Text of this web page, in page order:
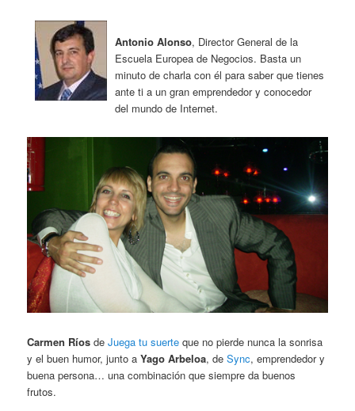
Antonio Alonso, Director General de la
Escuela Europea de Negocios. Basta un
minuto de charla con él para saber que tienes
ante ti a un gran emprendedor y conocedor
del mundo de Internet.
Carmen Ríos deJuega tu suerte que no pierde nunca la sonrisa
y el buen humor, junto aYago Arbeloa, deSync, emprendedor y
buena persona… una combinación que siempre da buenos
frutos.